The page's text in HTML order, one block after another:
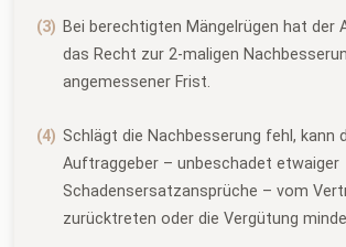
Bei berechtigten Mängelrügen hat der
das Recht zur 2-maligen
angemessener Frist.
Schlägt die Nachbesserung fehl, kann
Auftraggeber – unbeschadet etwaiger
Schadensersatzansprüche – vom
zurücktreten oder die Vergütung